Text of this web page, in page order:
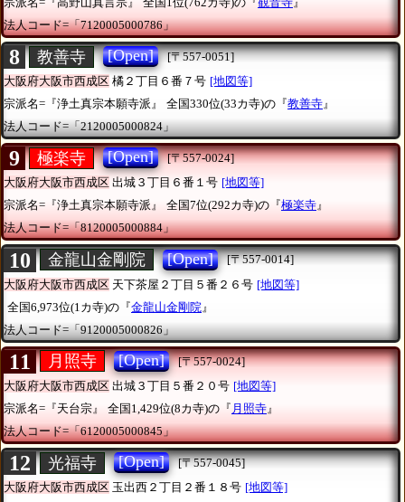
法人コード=「7120005000786」
8 教善寺 [Open]
[〒557-0051]
大阪府大阪市西成区 橘２丁目６番７号 [地図等]
宗派名=『浄土真宗本願寺派』
全国330位(33カ寺)の『教善寺』
法人コード=「2120005000824」
9 極楽寺 [Open]
[〒557-0024]
大阪府大阪市西成区 出城３丁目６番１号 [地図等]
宗派名=『浄土真宗本願寺派』
全国7位(292カ寺)の『極楽寺』
法人コード=「8120005000884」
10 金龍山金剛院 [Open]
[〒557-0014]
大阪府大阪市西成区 天下茶屋２丁目５番２６号 [地図等]
全国6,973位(1カ寺)の『金龍山金剛院 』
法人コード=「9120005000826」
11 月照寺 [Open]
[〒557-0024]
大阪府大阪市西成区 出城３丁目５番２０号 [地図等]
宗派名=『天台宗』
全国1,429位(8カ寺)の『 月照寺 』
法人コード=「6120005000845」
12 光福寺 [Open]
[〒557-0045]
大阪府大阪市西成区 玉出西２丁目２番１８号 [地図等]